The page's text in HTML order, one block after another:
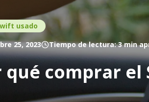
usado
25, 2023
Tiempo de lectura: 3 min
qué comprar